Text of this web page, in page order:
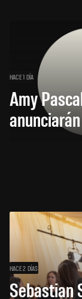
HACE 1 DÍA
Amy
HACE 2 DÍAS
Sebastian